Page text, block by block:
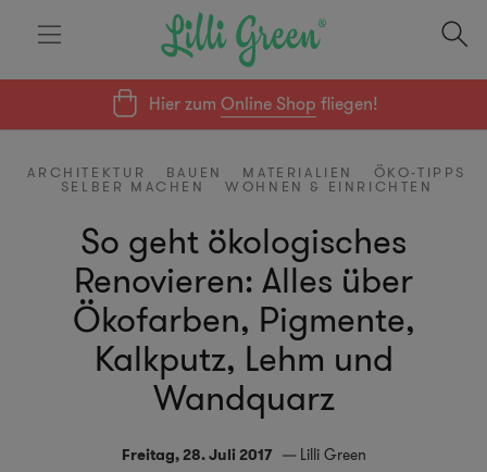
Hier zumOnline Shop fliegen!
ARCHITEKTUR BAUEN MATERIALIEN ÖKO-TIPPS
SELBER MACHEN WOHNEN & EINRICHTEN
So geht ökologisches
Renovieren: Alles über
Ökofarben, Pigmente,
Kalkputz, Lehm und
Wandquarz
Freitag, 28. Juli 2017 Lilli Green